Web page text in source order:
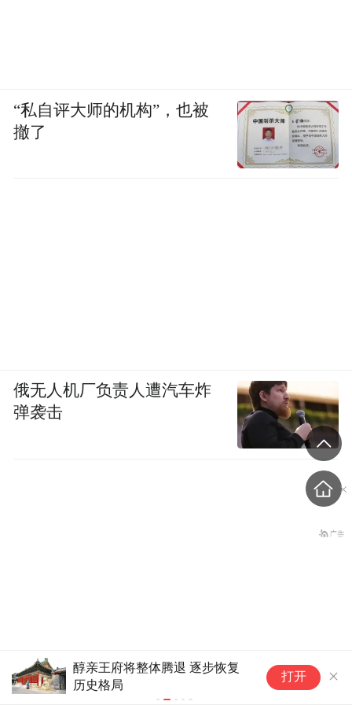
醇亲王府将整体腾退 逐步恢复
历史格局
打开
“私自评大师的机构”，也被
撤了
俄无人机厂负责人遭汽车炸
弹袭击
中国模型集体出击，美媒：
美国同行面临“死亡地带”